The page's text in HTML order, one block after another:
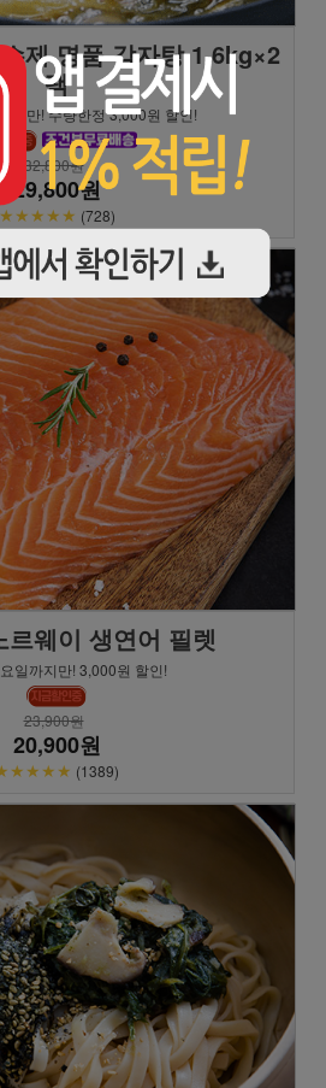
제 명품 감자탕 1.6kg×2
팩
지만! 수량한정 3,000원 할인!
32,800원
29,800원
(728)
르웨이 생연어 필렛
일까지만! 3,000원 할인!
23,900원
20,900원
(1389)